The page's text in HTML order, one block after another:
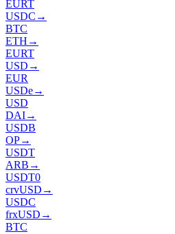
EURT
USDC →
BTC
ETH →
EURT
USD →
EUR
USDe→
USD
DAI→
USDB
OP→
USDT
ARB →
USDT0
crvUSD →
USDC
frxUSD →
BTC